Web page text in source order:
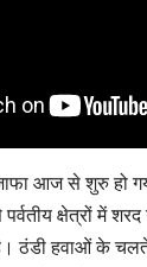
आज से शुरु
क्षेत्रों में
ठंडी हवाओं के चलते